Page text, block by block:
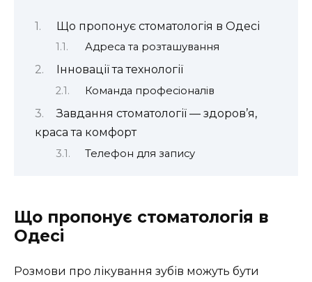
Що пропонує стоматологія в Одесі
Адреса та розташування
Інновації та технології
Команда професіоналів
Завдання стоматології — здоров’я,
краса та комфорт
Телефон для запису
Що пропонує стоматологія в
Одесі
Розмови про лікування зубів можуть бути